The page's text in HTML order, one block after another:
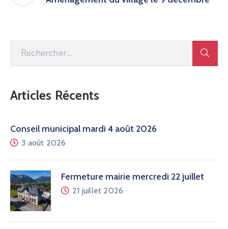
Articles Récents
Conseil municipal mardi 4 août 2026
3 août 2026
Fermeture mairie mercredi 22 juillet
21 juillet 2026